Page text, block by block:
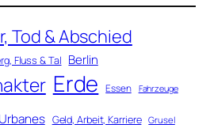
Tod & Abschied
Fluss & Tal Berlin
Erde Essen Fahrzeuge
Geld, Arbeit, Karriere Grusel